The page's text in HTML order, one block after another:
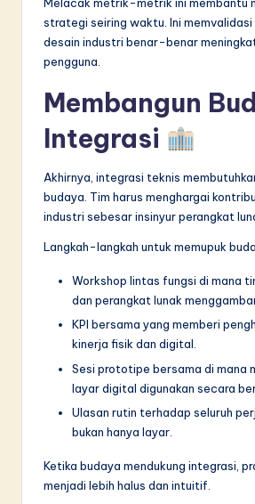
Melacak metrik-metrik ini membantu
strategi seiring waktu. Ini
desain industri benar-benar
pengguna.
Membangun
Integrasi
Akhirnya, integrasi teknis
budaya. Tim harus menghargai
industri sebesar insinyur perangkat
Langkah-langkah untuk memupuk
Workshop lintas fungsi di mana
dan perangkat lunak
KPI bersama yang memberi
kinerja fisik dan digital.
Sesi prototipe bersama di mana
layar digital digunakan secara
Ulasan rutin terhadap seluruh
bukan hanya layar.
Ketika budaya mendukung integrasi,
menjadi lebih halus dan intuitif.